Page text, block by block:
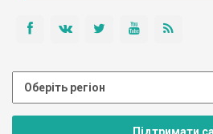
Підтримати